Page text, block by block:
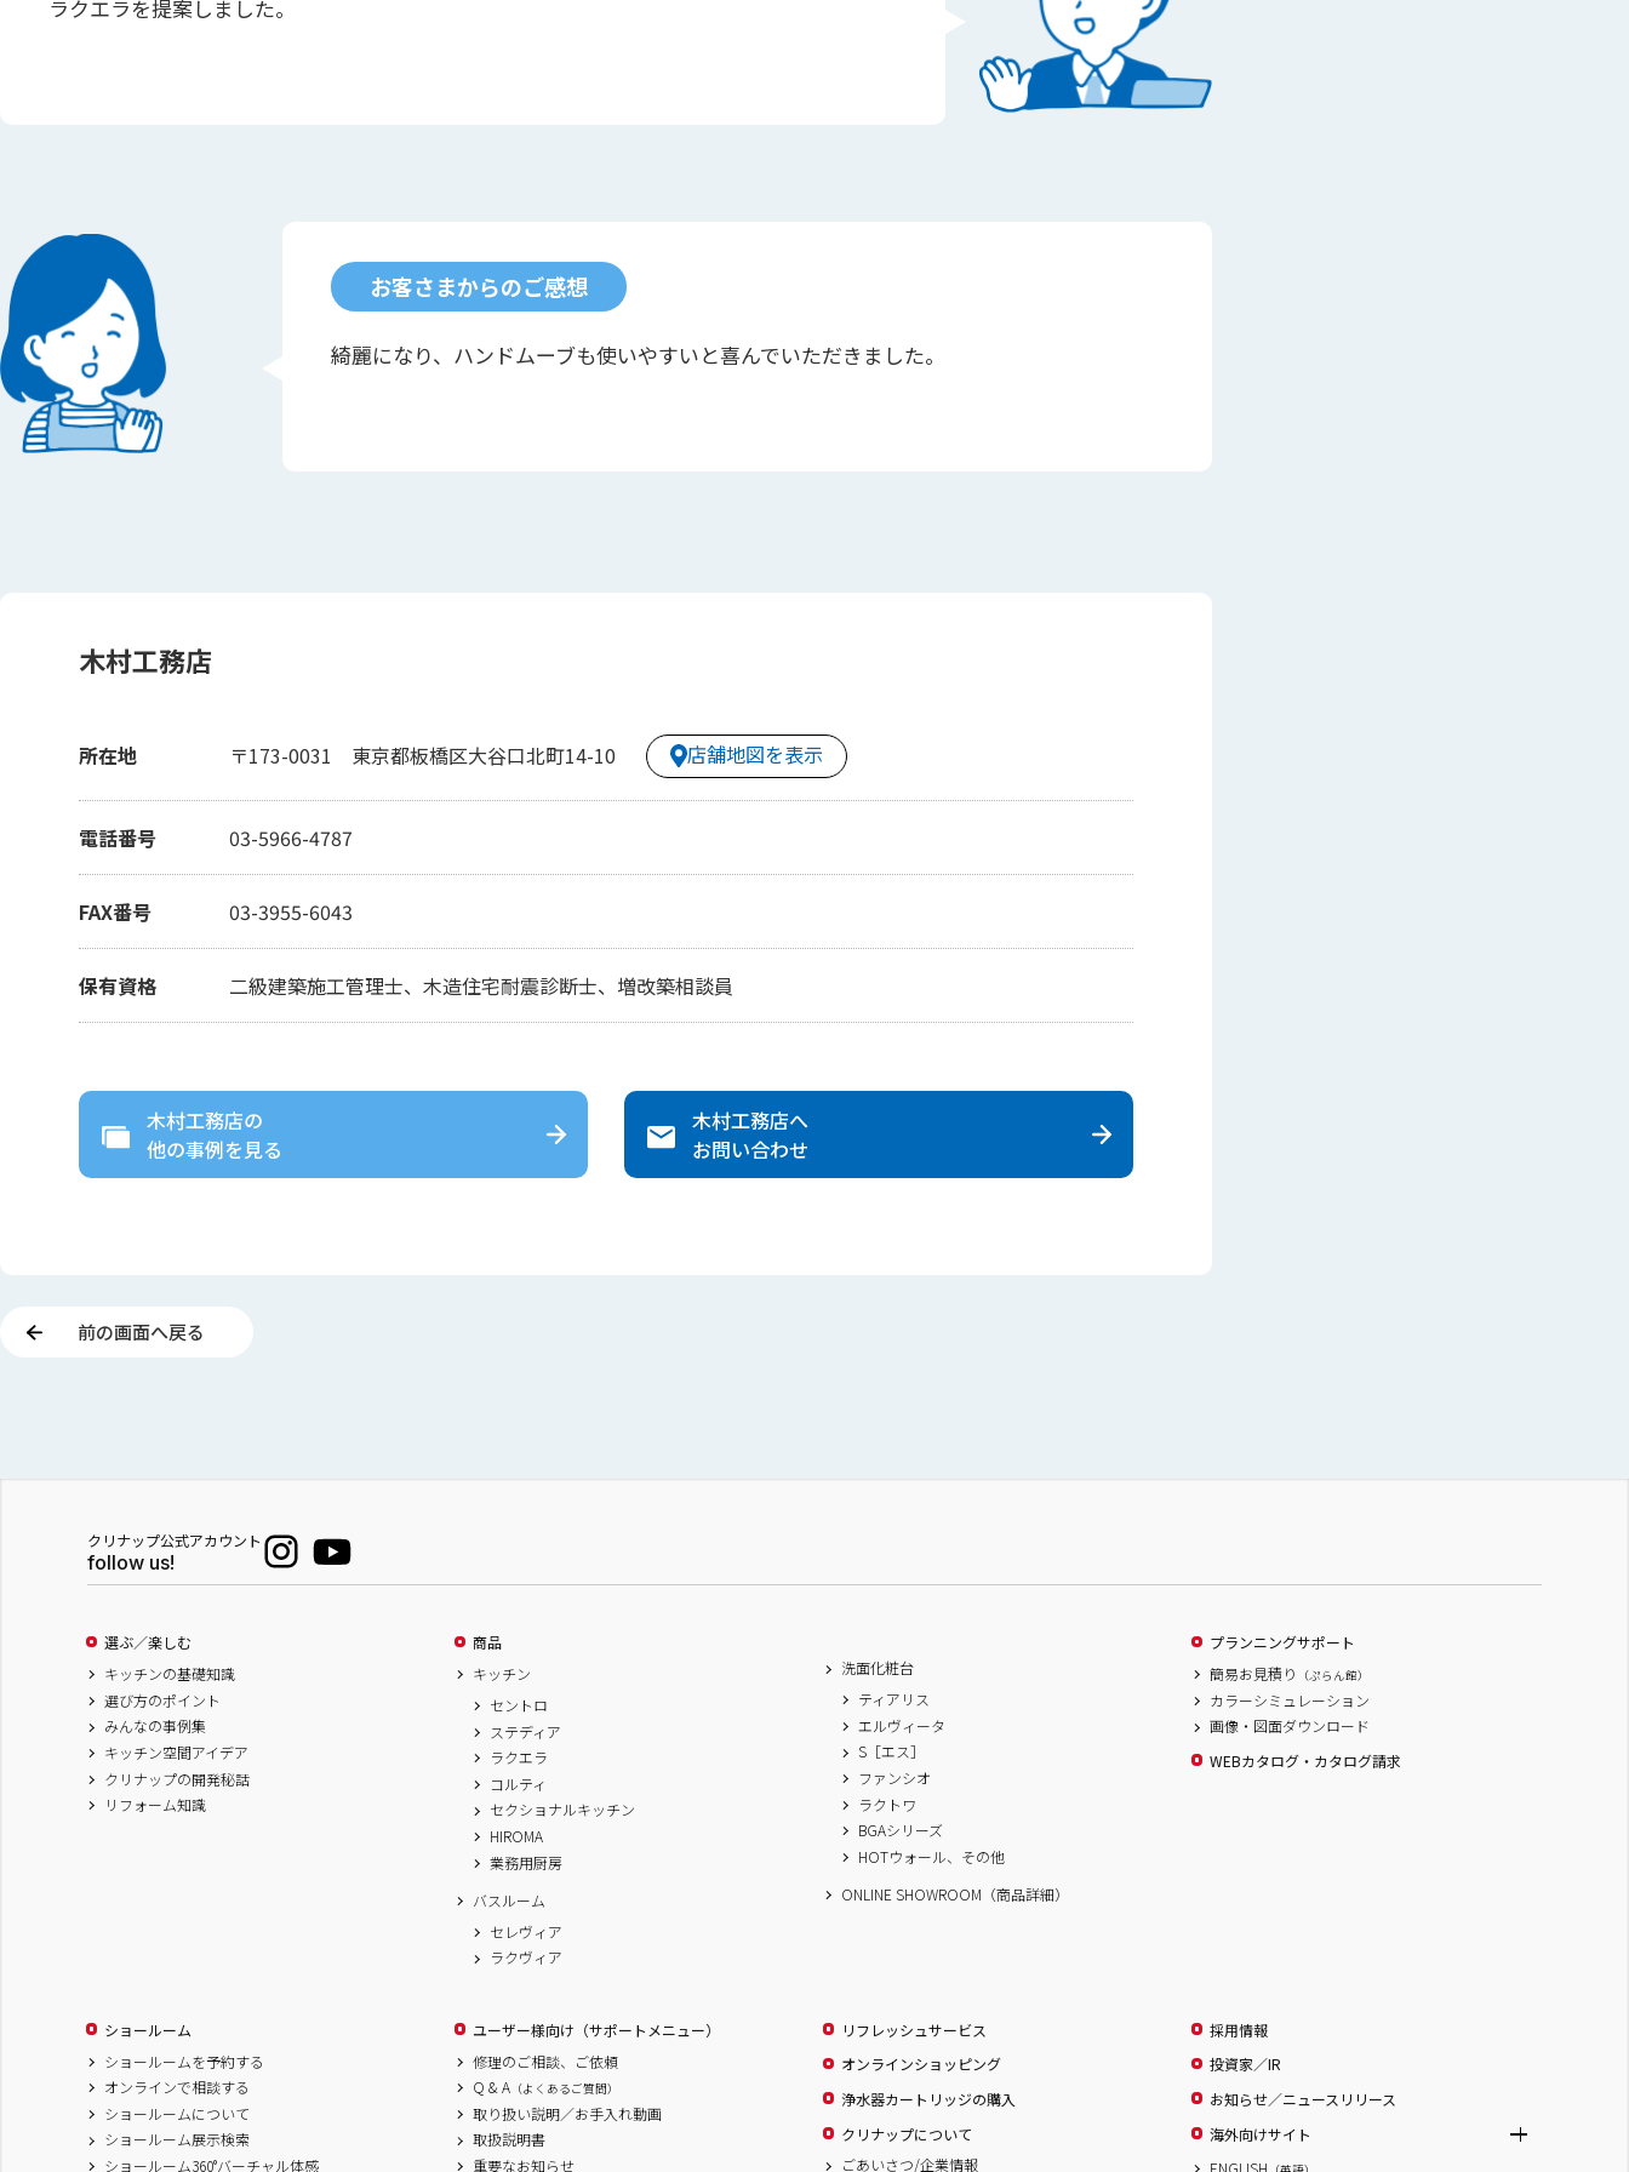
ラクエラを提案しました。
お客さまからのご感想
綺麗になり、ハンドムーブも使いやすいと喜んでいただきました。
木村工務店
所在地 〒173-0031 東京都板橋区大谷口北町14-10 店舗地図を表示
電話番号 03-5966-4787
FAX番号 03-3955-6043
保有資格 二級建築施工管理士、木造住宅耐震診断士、増改築相談員
木村工務店の
他の事例を見る
木村工務店へ
お問い合わせ
前の画面へ戻る
クリナップ公式アカウント
follow us!
選ぶ／楽しむ
キッチンの基礎知識
選び方のポイント
みんなの事例集
キッチン空間アイデア
クリナップの開発秘話
リフォーム知識
商品
キッチン
セントロ
ステディア
ラクエラ
コルティ
セクショナルキッチン
HIROMA
業務用厨房
バスルーム
セレヴィア
ラクヴィア
洗面化粧台
ティアリス
エルヴィータ
S［エス］
ファンシオ
ラクトワ
BGAシリーズ
HOTウォール、その他
ONLINE SHOWROOM（商品詳細）
プランニングサポート
簡易お見積り
（ぷらん館）
カラーシミュレーション
画像・図面ダウンロード
WEBカタログ・カタログ請求
ショールーム
ショールームを予約する
オンラインで相談する
ショールームについて
ショールーム展示検索
ショールーム360°バーチャル体感
ユーザー様向け（サポートメニュー）
修理のご相談、ご依頼
Q & A （よくあるご質問）
取り扱い説明／お手入れ動画
取扱説明書
重要なお知らせ
リフレッシュサービス
オンラインショッピング
浄水器カートリッジの購入
クリナップについて
ごあいさつ/企業情報
採用情報
投資家／IR
お知らせ／ニュースリリース
海外向けサイト